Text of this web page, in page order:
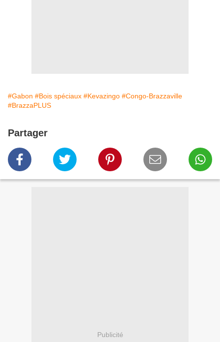
#Gabon #Bois spéciaux #Kevazingo #Congo-Brazzaville
#BrazzaPLUS
Partager
Publicité